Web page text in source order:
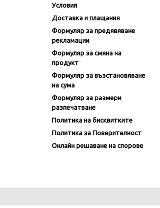
Условия
Доставка и плащания
Формуляр за предявяване
рекламации
Формуляр за смяна на
продукт
Формуляр за възстановяване
на сума
Формуляр за размери
разпечатване
Политика на бисквитките
Политика за Поверителност
Онлайн решаване на спорове